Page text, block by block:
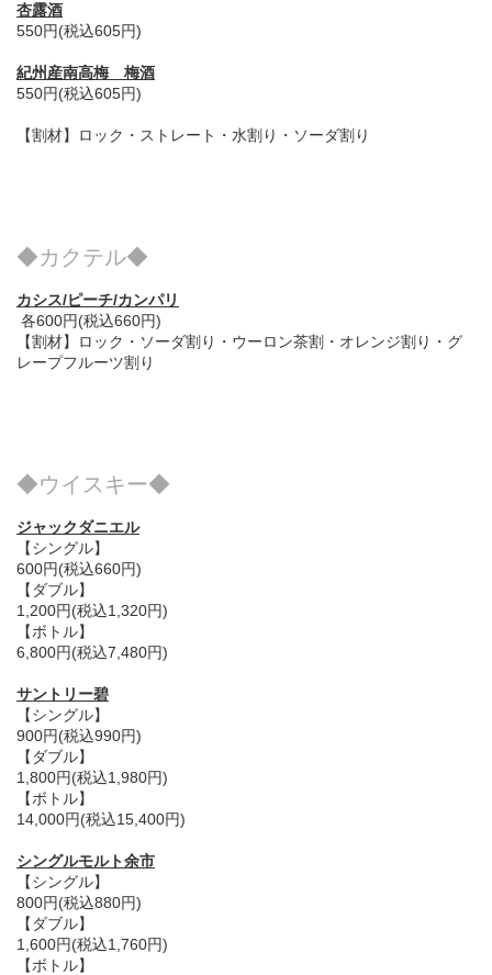
杏露酒
550円(税込605円)
紀州産南高梅 梅酒
550円(税込605円)
【割材】ロック・ストレート・水割り・ソーダ割り
◆カクテル◆
カシス/ピーチ/カンパリ
各600円(税込660円)
【割材】ロック・ソーダ割り・ウーロン茶割・オレンジ割り・グ
レープフルーツ割り
◆ウイスキー◆
ジャックダニエル
【シングル】
600円(税込660円)
【ダブル】
1,200円(税込1,320円)
【ボトル】
6,800円(税込7,480円)
サントリー碧
【シングル】
900円(税込990円)
【ダブル】
1,800円(税込1,980円)
【ボトル】
14,000円(税込15,400円)
シングルモルト余市
【シングル】
800円(税込880円)
【ダブル】
1,600円(税込1,760円)
【ボトル】